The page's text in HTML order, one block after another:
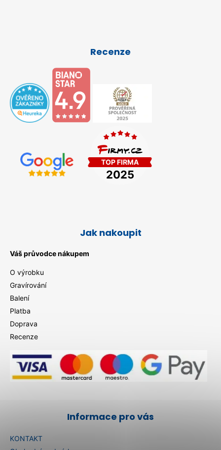
Recenze
Jak nakoupit
Váš průvodce nákupem
O výrobku
Gravírování
Balení
Platba
Doprava
Recenze
Informace pro vás
KONTAKT